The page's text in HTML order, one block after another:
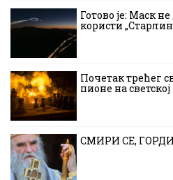
Готово је: Маск
користи
Почетак трећег
пионе на
СМИРИ СЕ,